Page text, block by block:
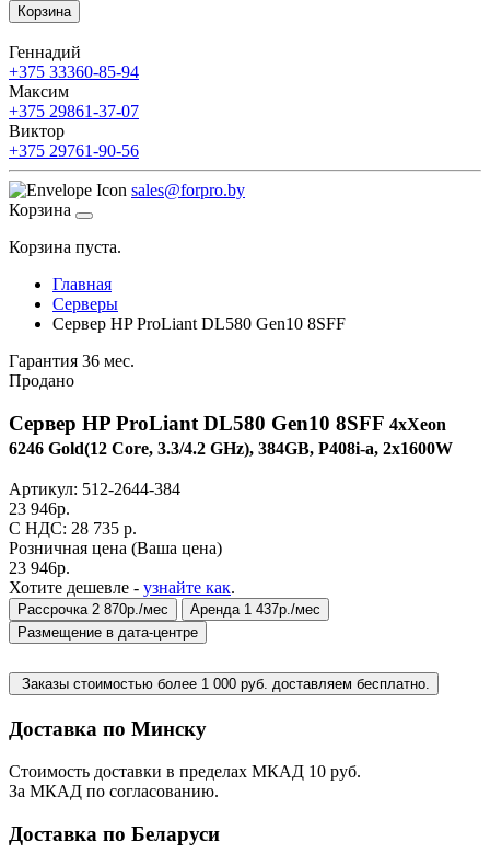
Корзина
Геннадий
+375 33360-85-94
Максим
+375 29861-37-07
Виктор
+375 29761-90-56
sales@forpro.by
Корзина
Корзина пуста.
Главная
Серверы
Сервер HP ProLiant DL580 Gen10 8SFF
Гарантия 36 мес.
Продано
Сервер HP ProLiant DL580 Gen10 8SFF 4xXeon
6246 Gold(12 Core, 3.3/4.2 GHz), 384GB, P408i-a, 2x1600W
Артикул: 512-2644-384
23 946р.
C НДС: 28 735 р.
Розничная цена (Ваша цена)
23 946р.
Хотите дешевле - узнайте как.
Рассрочка 2 870р./мес
Аренда 1 437р./мес
Размещение в дата-центре
Заказы стоимостью более 1 000 руб. доставляем бесплатно.
Доставка по Минску
Стоимость доставки в пределах МКАД 10 руб.
За МКАД по согласованию.
Доставка по Беларуси